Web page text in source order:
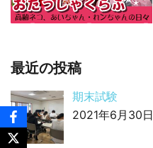
最近の投稿
期末試験
2021年6月30日